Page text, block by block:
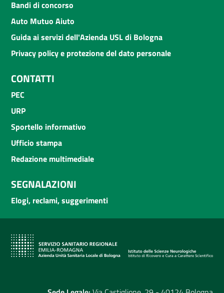
Bandi di concorso
Auto Mutuo Aiuto
Guida ai servizi dell'Azienda USL di Bologna
Privacy policy e protezione del dato personale
CONTATTI
PEC
URP
Sportello informativo
Ufficio stampa
Redazione multimediale
SEGNALAZIONI
Elogi, reclami, suggerimenti